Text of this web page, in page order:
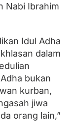
Nabi Ibrahim
Idul Adha
dalam
bukan
kurban,
jiwa
orang lain,”